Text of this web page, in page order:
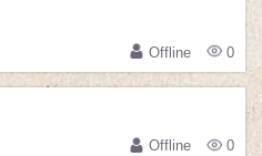
Offline
0
Offline
0